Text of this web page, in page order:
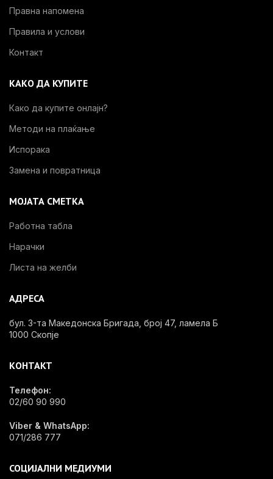
Правна напомена
Правила и услови
Контакт
КАКО ДА КУПИТЕ
Како да купите онлајн?
Методи на плаќање
Испорака
Замена и повратница
МОЈАТА СМЕТКА
Работна табла
Нарачки
Листа на желби
АДРЕСА
бул. 3-та Македонска Бригада, број 47, ламела Б
1000 Скопје
КОНТАКТ
Телефон:
02/60 90 990
Viber & WhatsApp:
071/286 777
СОЦИЈАЛНИ МЕДИУМИ